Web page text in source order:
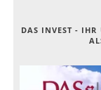
DAS INVEST - IHR